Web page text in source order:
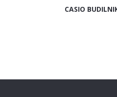
CASIO